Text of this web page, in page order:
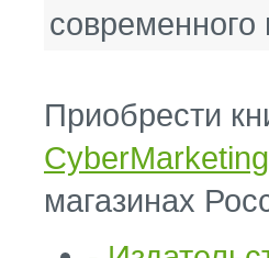
современного
Приобрести
CyberMarketing
магазинах